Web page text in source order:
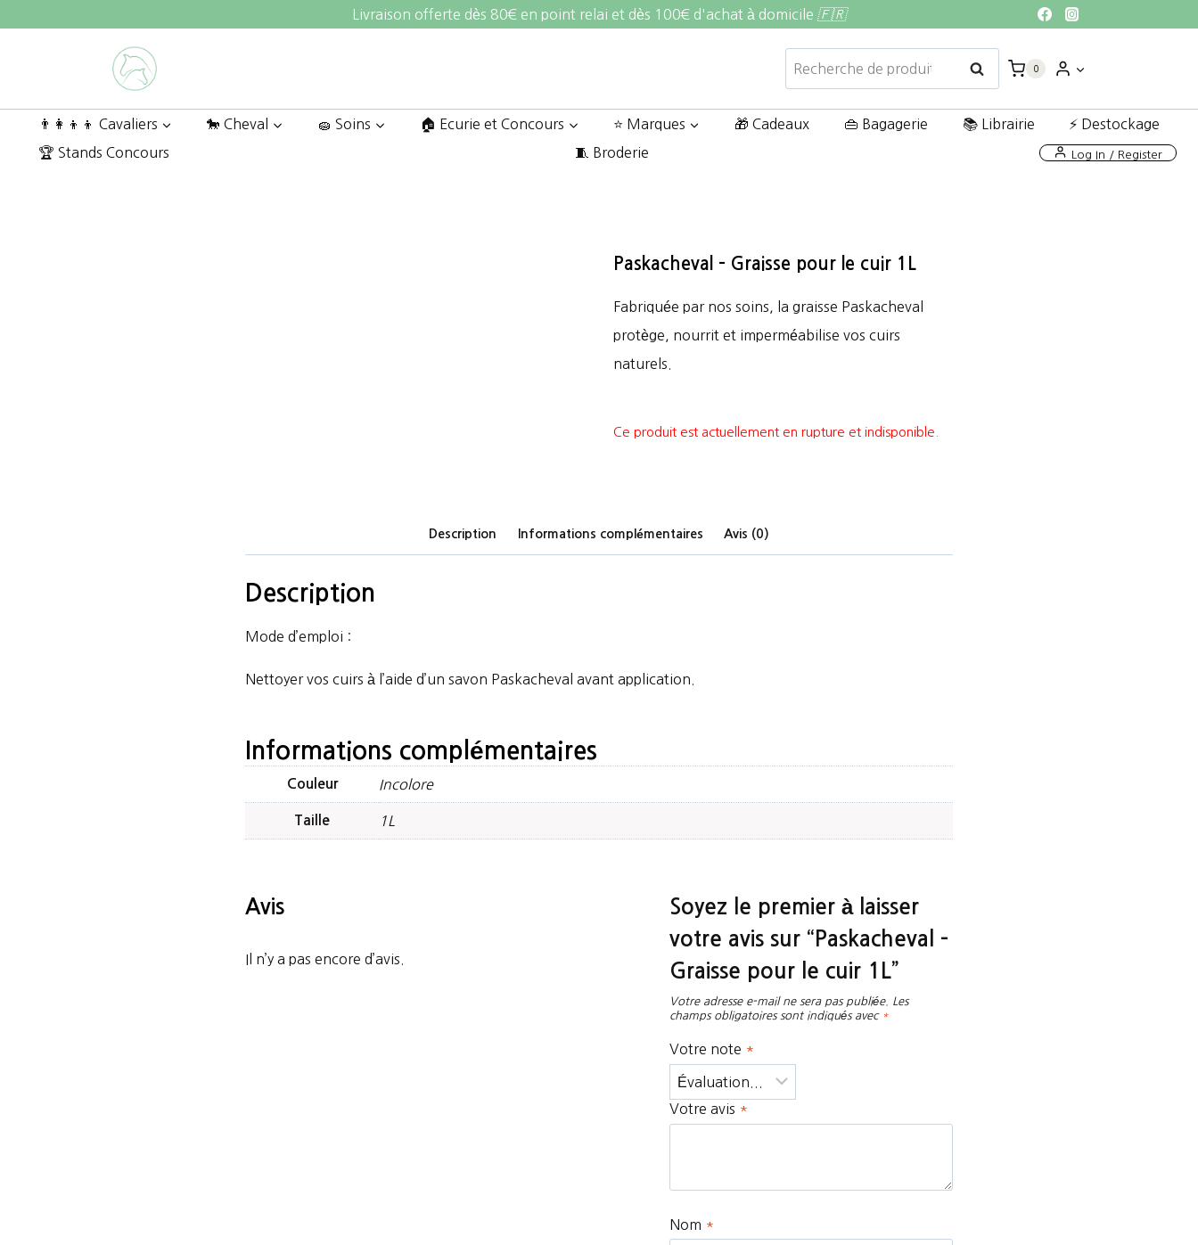
Livraison offerte dès 80€ en point relai et dès 100€ d'achat à domicile 🇫🇷
Recherche
pour :
Recherche
0
👨‍👩‍👦‍👦 Cavaliers 🐎 Cheval 🧽 Soins 🏠 Ecurie et Concours ⭐ Marques 🎁 Cadeaux 👜 Bagagerie 📚 Librairie ⚡ Destockage
🏆 Stands Concours 🧵 Broderie Log In / Register
Paskacheval – Graisse pour le cuir 1L
Fabriquée par nos soins, la graisse Paskacheval
protège, nourrit et imperméabilise vos cuirs
naturels.
Ce produit est actuellement en rupture et indisponible.
Description Informations complémentaires Avis (0)
Description
Mode d’emploi :
Nettoyer vos cuirs à l’aide d’un savon Paskacheval avant application.
Informations complémentaires
Couleur Incolore
Taille 1L
Avis
Il n’y a pas encore d’avis.
Soyez le premier à laisser
votre avis sur “Paskacheval –
Graisse pour le cuir 1L”
Votre adresse e-mail ne sera pas publiée.
Les
champs obligatoires sont indiqués avec *
Votre note *
Votre avis *
Nom *